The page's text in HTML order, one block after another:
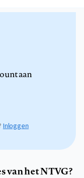
aan
Inloggen
van het NTVG?